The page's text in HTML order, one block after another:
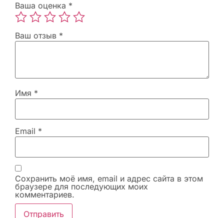
Ваша оценка *
Ваш отзыв *
Имя *
Email *
Сохранить моё имя, email и адрес сайта в этом
браузере для последующих моих
комментариев.